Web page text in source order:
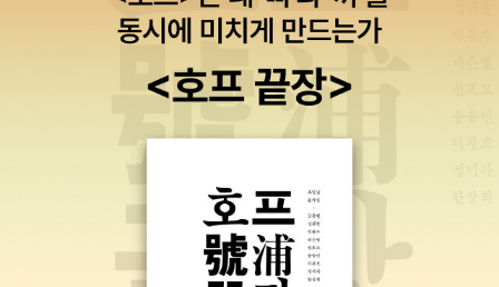
내용을 정리하고, 시각화해야 하는 상황이 있다.그런데 깔끔하게 작
성하는 것이 어려웠다.특히 나는 PPT자료와 워드, 엑셀을 종종 사용
하는데,이 책에서 예시를 들어주어서 고개를 끄덕이며 보았다.나 또
한 깔끔한 스타일의 문서를 좋아한다.그래서 정리되지 않으면 마음이
불편하다.이 책에서는 자료를 시각화하기 위하여여섯 가지 유형을 소
잘 쓰기 위해 아무리 책을 많이 읽는다고 하여도갑자기 하루 아침에
멋진 보고서를 쓸 수 있는 것은 아니다.여기서 중요한 것은 실습이다.
보고서를 쓸 때 이 책도 같이 본다면분명 더 멋진 보고서를 작성할 수